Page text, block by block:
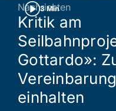
3 Min
Nachrichten
Kritik am
Gottardo»:
einhalten